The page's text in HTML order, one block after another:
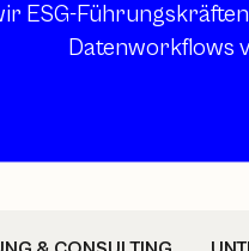
ESG-
Datenworkflows